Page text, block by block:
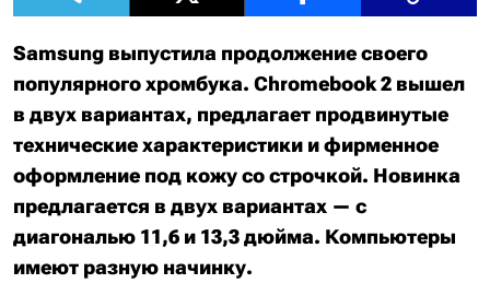
Samsung выпустила продолжение своего
популярного хромбука. Chromebook 2 вышел
в двух вариантах, предлагает продвинутые
технические характеристики и фирменное
оформление под кожу со строчкой. Новинка
предлагается в двух вариантах — с
диагональю 11,6 и 13,3 дюйма. Компьютеры
имеют разную начинку.